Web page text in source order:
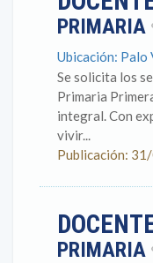
PRIMARIA
Ubicación: Palo
Se solicita los
Primaria
integral. Con
vivir...
Publicación:
PRIMARIA